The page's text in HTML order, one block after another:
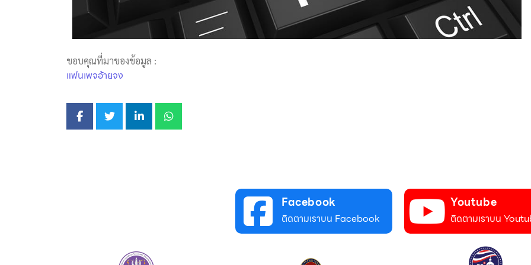
ขอบคุณที่มาของข้อมูล :
แฟนเพจอ้ายจง
Facebook
ติดตามเราบน Facebook
Youtube
ติดตามเราบน